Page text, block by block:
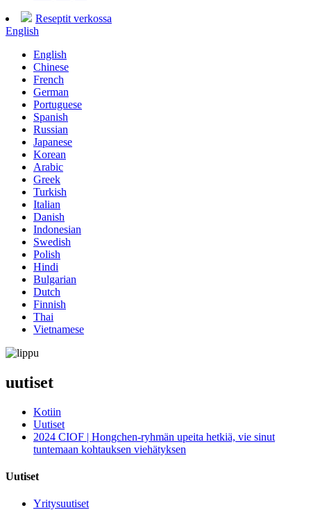
Reseptit verkossa
English
English
Chinese
French
German
Portuguese
Spanish
Russian
Japanese
Korean
Arabic
Greek
Turkish
Italian
Danish
Indonesian
Swedish
Polish
Hindi
Bulgarian
Dutch
Finnish
Thai
Vietnamese
uutiset
Kotiin
Uutiset
2024 CIOF | Hongchen-ryhmän upeita hetkiä, vie sinut
tuntemaan kohtauksen viehätyksen
Uutiset
Yritysuutiset